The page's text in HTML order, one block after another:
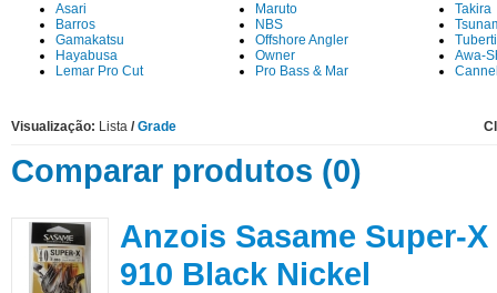
Asari
Barros
Gamakatsu
Hayabusa
Lemar Pro Cut
Maruto
NBS
Offshore Angler
Owner
Pro Bass & Mar
Takira
Awa-
Visualização: Lista / Grade
Comparar produtos (0)
Anzois Sasame Super-X
910 Black Nickel